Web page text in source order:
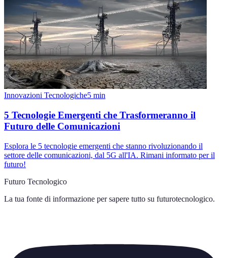
Innovazioni Tecnologiche5 min
5 Tecnologie Emergenti che Trasformeranno il
Futuro delle Comunicazioni
Esplora le 5 tecnologie emergenti che stanno rivoluzionando il
settore delle comunicazioni, dal 5G all'IA. Rimani informato per il
futuro!
Futuro Tecnologico
La tua fonte di informazione per sapere tutto su futurotecnologico.